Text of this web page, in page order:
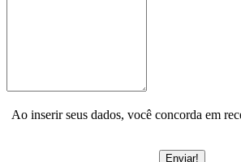
Ao inserir seus dados, você concorda em